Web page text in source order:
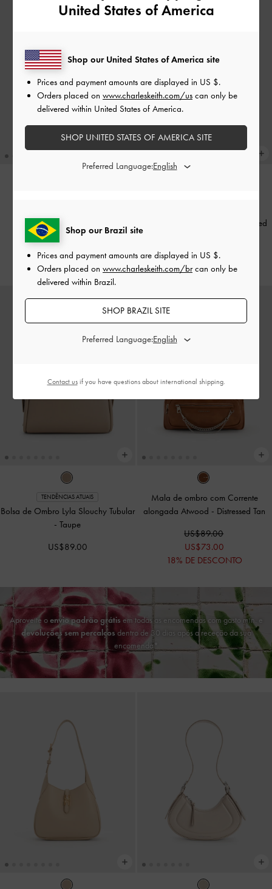
US$79.00
Distressed
US$99.00
TENDÊNCIAS ATUAIS
Bolsa de Ombro Lyla Slouchy Tubular
-Taupe
US$89.00
Mala de ombro com Corrente
alongada Atwood - Distressed Tan
US$89.00
US$73.00
18% DE DESCONTO
Aproveite oenvio padrão grátis em todas as encomendas com gasto mín. e
devoluções sem percalçosdentro de 30 dias após a receção da sua
encomenda*
United States of America
Shop our Brazil site
Prices and payment amounts are displayed in US $.
Orders placed on www.charleskeith.com/brcan only be
delivered within Brazil.
SHOP BRAZIL SITE
Preferred Language:
Shop our United States of America site
Prices and payment amounts are displayed in US $.
Orders placed on www.charleskeith.com/us can only be
delivered within United States of America.
SHOP UNITED STATES OF AMERICA SITE
Preferred Language:
Contact usif you have questions about international shipping.